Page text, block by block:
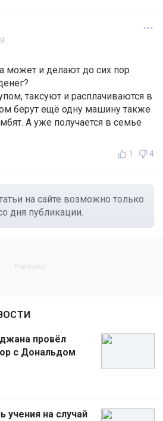
может и делают до сих пор
таксуют и расплачиваются в
берут ещё одну машину также
А уже получается в семье
1 4
на сайте возможно только
дня публикации.
провёл
с Дональдом
учения на случай